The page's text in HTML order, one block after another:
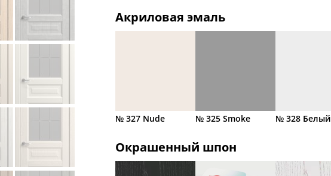
Акриловая эмаль
№ 327 Nude № 325 Smoke № 328 Белый
Окрашенный шпон